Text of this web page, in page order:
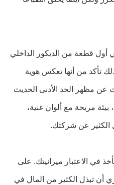
أول قطعة من الديكور الداخلي
تأكد من أنها تعكس هوية
عن مظهر الحد الأدنى الحديث
مريحة مع ألوان غنية،
الكثير عن شركتك.
في الاعتبار ميزانيتك. على
أن تبذل الكثير من المال في